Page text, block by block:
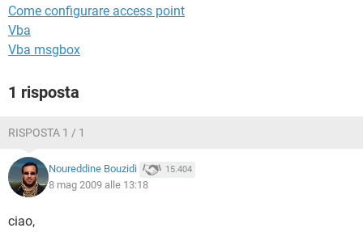
Come configurare access point
Vba
Vba msgbox
1 risposta
RISPOSTA 1 / 1
Noureddine Bouzidi 15.404
8 mag 2009 alle 13:18
ciao,